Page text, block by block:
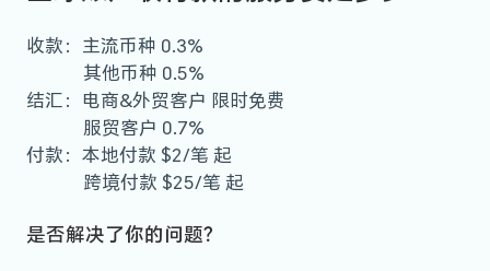
收款：主流币种 0.3%
其他币种 0.5%
结汇：电商&外贸客户 限时免费
服贸客户 0.7%
付款：本地付款 $2/笔 起
跨境付款 $25/笔 起
是否解决了你的问题？